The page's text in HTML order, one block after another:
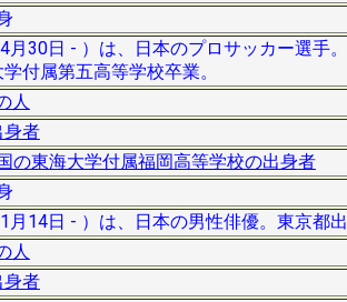
30日 - ）は、日本のプロサッカー選手
付属第五高等学校卒業。
人
身者
の東海大学付属福岡高等学校の出身者
14日 - ）は、日本の男性俳優。東京都出
人
身者